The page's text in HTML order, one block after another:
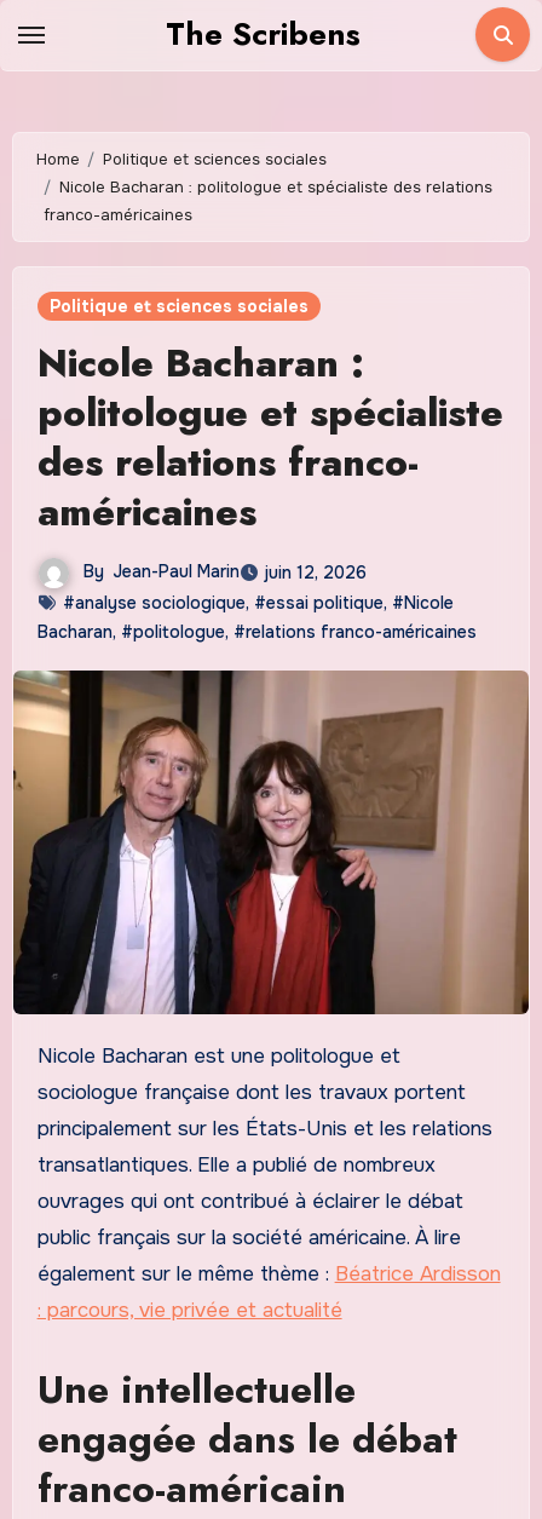
The Scribens
Home
Politique et sciences sociales
Nicole Bacharan : politologue et spécialiste des relations
franco-américaines
Politique et sciences sociales
Nicole Bacharan :
politologue et spécialiste
des relations franco-
américaines
By Jean-Paul Marin
juin 12, 2026
#analyse sociologique, #essai politique, #Nicole
Bacharan, #politologue, #relations franco-américaines
Nicole Bacharan est une politologue et
sociologue française dont les travaux portent
principalement sur les États-Unis et les relations
transatlantiques. Elle a publié de nombreux
ouvrages qui ont contribué à éclairer le débat
public français sur la société américaine. À lire
également sur le même thème : Béatrice Ardisson
: parcours, vie privée et actualité
Une intellectuelle
engagée dans le débat
franco-américain